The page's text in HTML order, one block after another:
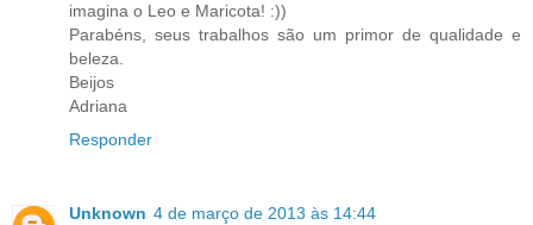
imagina o Leo e Maricota! :))
Parabéns, seus trabalhos são um primor de qualidade e
beleza.
Beijos
Adriana
Responder
Unknown 4 de março de 2013 às 14:44